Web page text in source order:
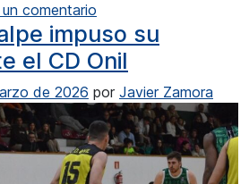
un comentario
impuso su
el CD Onil
de 2026 por Javier Zamora